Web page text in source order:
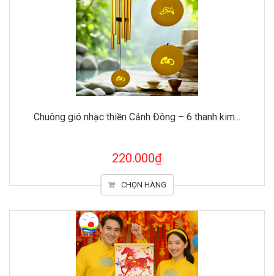
Chuông gió nhạc thiền Cảnh Đông – 6 thanh kim...
220.000₫
CHỌN HÀNG